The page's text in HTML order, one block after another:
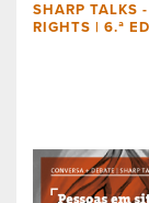
SHARP TALKS
RIGHTS | 6.ª